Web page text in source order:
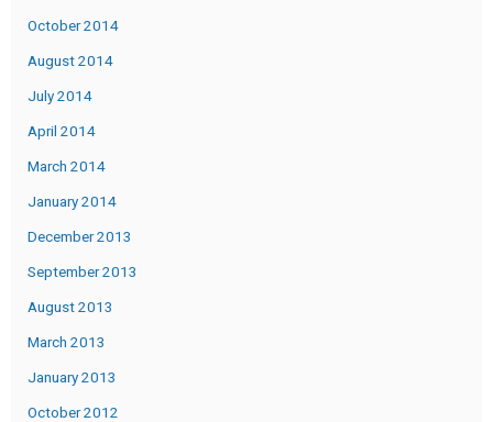
October 2014
August 2014
July 2014
April 2014
March 2014
January 2014
December 2013
September 2013
August 2013
March 2013
January 2013
October 2012